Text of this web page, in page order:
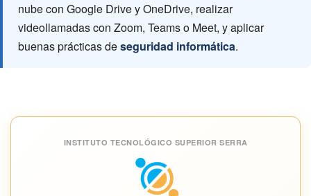
nube con Google Drive y OneDrive, realizar
videollamadas con Zoom, Teams o Meet, y aplicar
buenas prácticas deseguridad informática.
INSTITUTO TECNOLÓGICO SUPERIOR SERRA